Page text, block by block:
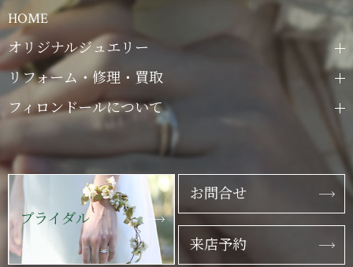
HOME
オリジナルジュエリー
リフォーム・修理・買取
フィロンドールについて
ブライダル
お問合せ
来店予約